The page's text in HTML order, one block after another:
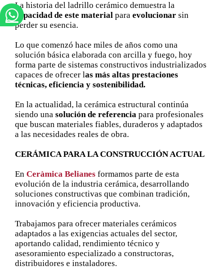
La historia del ladrillo cerámico demuestra la
capacidad de este material para evolucionar sin
perder su esencia.
Lo que comenzó hace miles de años como una
solución básica elaborada con arcilla y fuego, hoy
forma parte de sistemas constructivos industrializados
capaces de ofrecer las más altas prestaciones
técnicas, eficiencia y sostenibilidad.
En la actualidad, la cerámica estructural continúa
siendo unasolución de referencia para profesionales
que buscan materiales fiables, duraderos y adaptados
a las necesidades reales de obra.
CERÁMICA PARA LA CONSTRUCCIÓN ACTUAL
En Ceràmica Belianesformamos parte de esta
evolución de la industria cerámica, desarrollando
soluciones constructivas que combinan tradición,
innovación y eficiencia productiva.
Trabajamos para ofrecer materiales cerámicos
adaptados a las exigencias actuales del sector,
aportando calidad, rendimiento técnico y
asesoramiento especializado a constructoras,
distribuidores e instaladores.